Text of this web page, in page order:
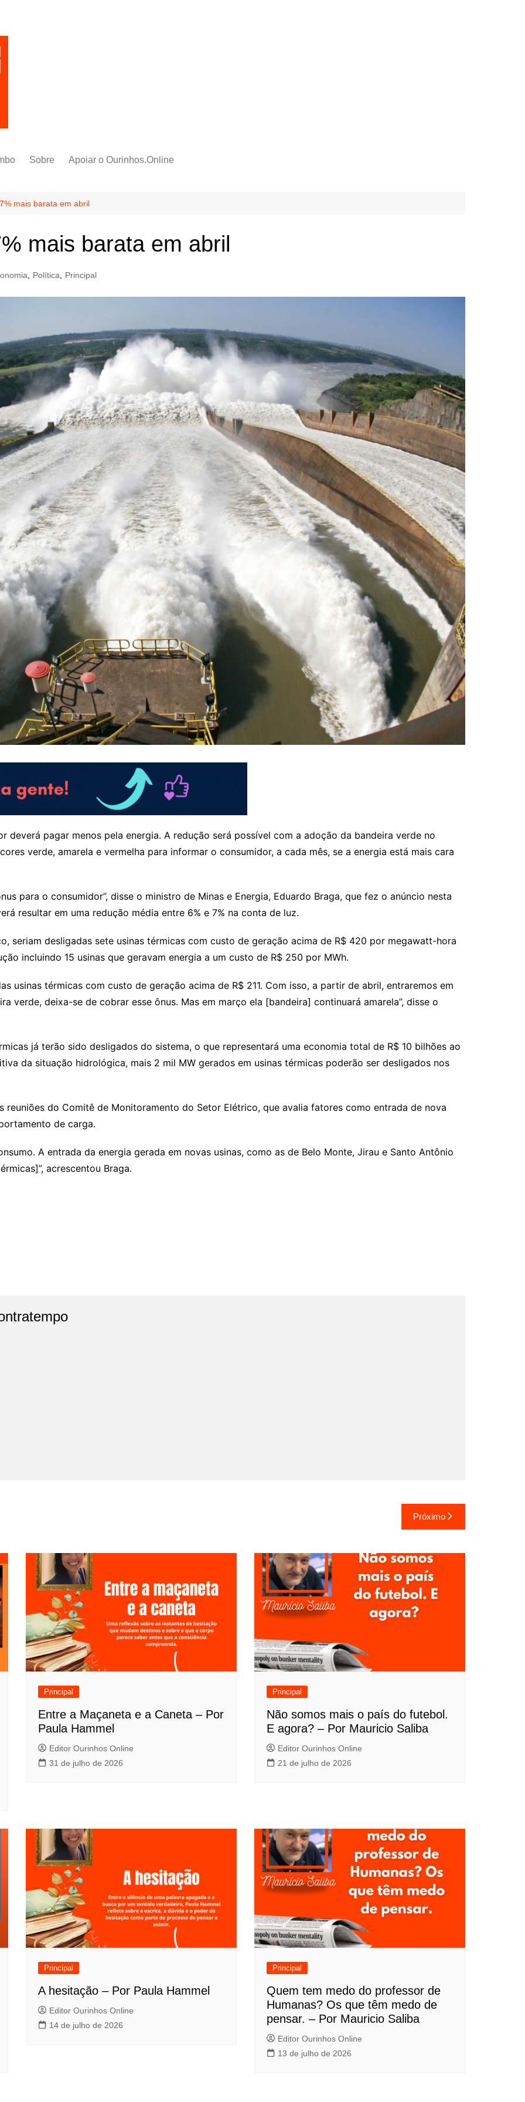
Sobre Apoiar o Ourinhos.Online
mais barata em abril
mais barata em abril
, Política, Principal
deverá pagar menos pela energia. A redução será possível com a adoção da bandeira verde no
verde, amarela e vermelha para informar o consumidor, a cada mês, se a energia está mais cara
para o consumidor”, disse o ministro de Minas e Energia, Eduardo Braga, que fez o anúncio nesta
resultar em uma redução média entre 6% e 7% na conta de luz.
seriam desligadas sete usinas térmicas com custo de geração acima de R$ 420 por megawatt-hora
incluindo 15 usinas que geravam energia a um custo de R$ 250 por MWh.
usinas térmicas com custo de geração acima de R$ 211. Com isso, a partir de abril, entraremos em
verde, deixa-se de cobrar esse ônus. Mas em março ela [bandeira] continuará amarela”, disse o
já terão sido desligados do sistema, o que representará uma economia total de R$ 10 bilhões ao
da situação hidrológica, mais 2 mil MW gerados em usinas térmicas poderão ser desligados nos
reuniões do Comitê de Monitoramento do Setor Elétrico, que avalia fatores como entrada de nova
de carga.
A entrada da energia gerada em novas usinas, como as de Belo Monte, Jirau e Santo Antônio
acrescentou Braga.
Próximo
Principal
Entre a Maçaneta e a Caneta – Por
Paula Hammel
Editor Ourinhos Online
31 de julho de 2026
Principal
Não somos mais o país do futebol.
E agora? – Por Mauricio Saliba
Editor Ourinhos Online
21 de julho de 2026
Principal
A hesitação – Por Paula Hammel
Editor Ourinhos Online
14 de julho de 2026
Principal
Quem tem medo do professor de
Humanas? Os que têm medo de
pensar. – Por Mauricio Saliba
Editor Ourinhos Online
13 de julho de 2026